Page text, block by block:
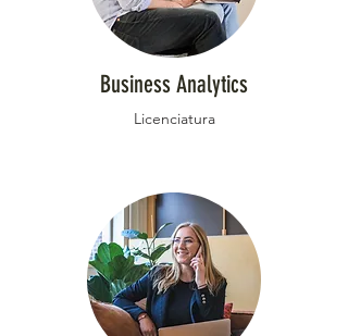
Business Analytics
Licenciatura